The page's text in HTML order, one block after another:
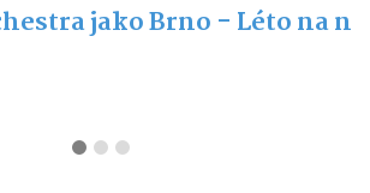
jako Brno - Léto na